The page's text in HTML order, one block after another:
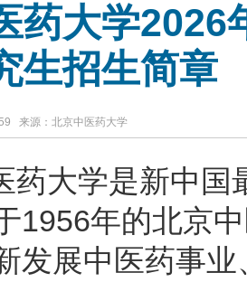
药大学2026
生招生简章
来源：北京中医药大学
药大学是新中国
1956年的北京
发展中医药事